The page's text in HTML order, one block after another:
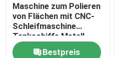
Maschine zum Polieren
von Flächen mit CNC-
Schleifmaschine
Tankschiffe Metall
Spiegelpolieren
Bestpreis